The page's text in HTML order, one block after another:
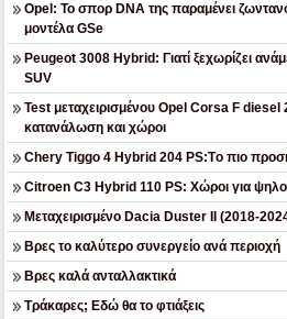
Opel: Το σπορ DNA της παραμένει
μοντέλα GSe
Peugeot 3008 Hybrid: Γιατί ξεχωρίζει
SUV
Test μεταχειρισμένου Opel Corsa F diesel
κατανάλωση και χώροι
Chery Tiggo 4 Hybrid 204 PS:Tο πιο
Citroen C3 Hybrid 110 PS: Χώροι για
Μεταχειρισμένο Dacia Duster II (2018-
Βρες το καλύτερο συνεργείο ανά περιοχή
Βρες καλά ανταλλακτικά
Τράκαρες; Εδώ θα το φτιάξεις